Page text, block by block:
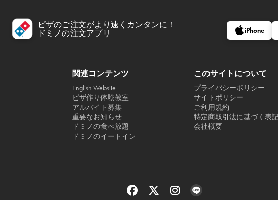
ピザのご注文がより速くカンタンに！
ドミノの注文アプリ
iPhone
関連コンテンツ
English Website
ピザ作り体験教室
アルバイト募集
重要なお知らせ
ドミノの食べ放題
ドミノのイートイン
このサイトについて
プライバシーポリシー
サイトポリシー
ご利用規約
特定商取引法に基づく表
会社概要